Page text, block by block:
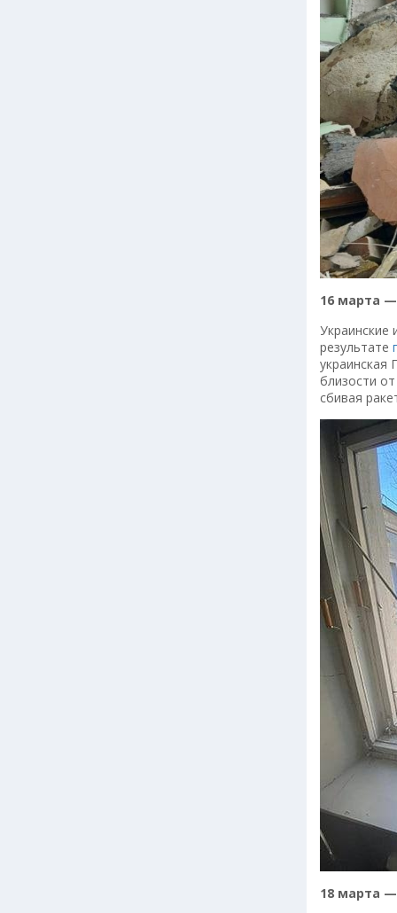
16 марта
Украинские
результате
украинская
близости
сбивая
18 марта